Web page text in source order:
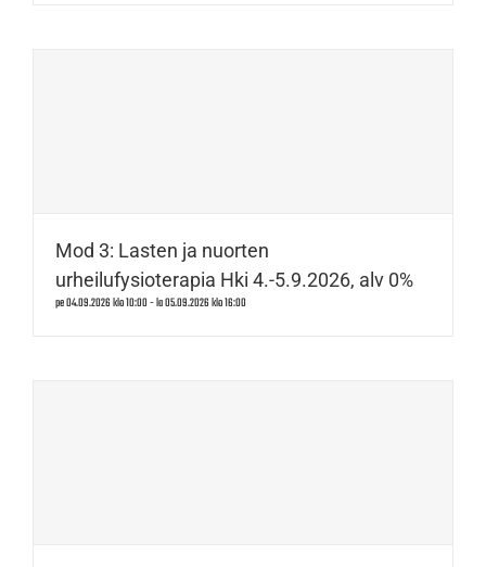
Mod 3: Lasten ja nuorten
urheilufysioterapia Hki 4.-5.9.2026, alv 0%
pe 04.09.2026 klo 10:00-la 05.09.2026 klo 16:00